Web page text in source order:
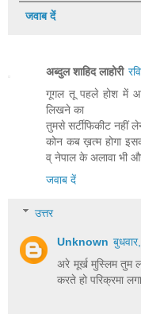
जवाब दें
अब्दुल शाहिद लाहोरी
गूगल तू पहले होश में
लिखने का
तुमसे सर्टीफिकीट नहीं
कोन कब ख़त्म होगा
व् नेपाल के अलावा भी
जवाब दें
उत्तर
Unknown
अरे मूर्ख मुस्लिम तुम
करते हो परिक्रमा